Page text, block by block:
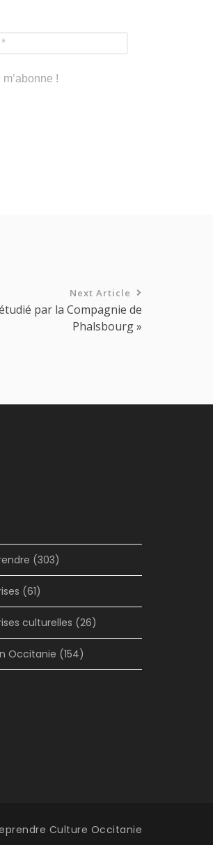
Next Article
par la Compagnie de
Phalsbourg »
(303)
(61)
culturelles (26)
Occitanie (154)
Culture Occitanie